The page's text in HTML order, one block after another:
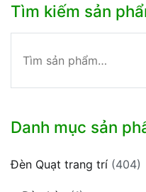
Tìm kiếm sản
kiếm:
Danh mục sản
Đèn Quạt trang trí (404)